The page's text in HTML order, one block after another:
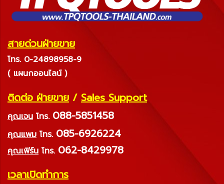
สายด่วนฝ่ายขาย
โทร. 0-24898958-9
( แผนกออนไลน์ )
ติดต่อ ฝ่ายขาย / Sales Support
คุณเจน โทร. 088-5851458
คุณแพม โทร. 085-6926224
คุณเฟิร์น โทร. 062-8429978
เวลาเปิดทำการ